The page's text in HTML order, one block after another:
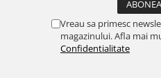
Vreau sa primesc
magazinului. Afla mai
Confidentialitate